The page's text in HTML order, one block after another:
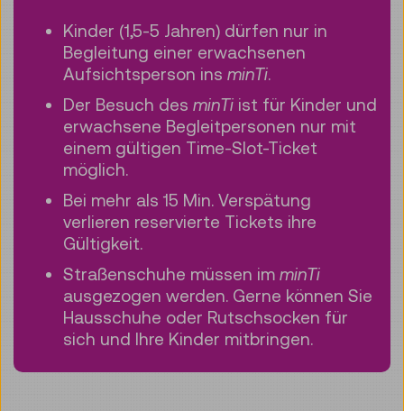
Kinder (1,5-5 Jahren) dürfen nur in
Begleitung einer erwachsenen
Aufsichtsperson ins minTi.
Der Besuch des minTi ist für Kinder und
erwachsene Begleitpersonen nur mit
einem gültigen Time-Slot-Ticket
möglich.
Bei mehr als 15 Min. Verspätung
verlieren reservierte Tickets ihre
Gültigkeit.
Straßenschuhe müssen im minTi
ausgezogen werden. Gerne können Sie
Hausschuhe oder Rutschsocken für
sich und Ihre Kinder mitbringen.